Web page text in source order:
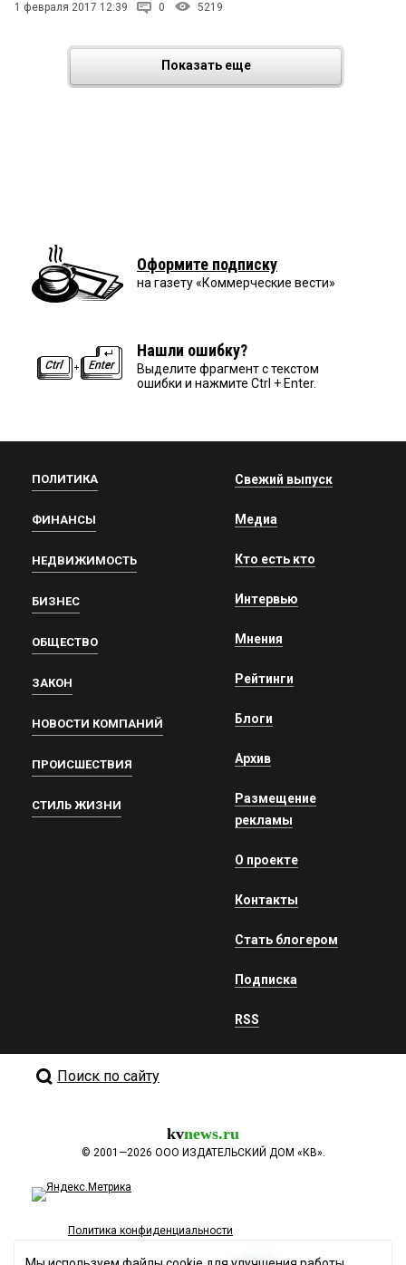
1 февраля 2017 12:39 0 5219
Показать еще
Оформите подписку
на газету «Коммерческие вести»
Нашли ошибку?
Выделите фрагмент с текстом
ошибки и нажмите Ctrl + Enter.
ПОЛИТИКА
ФИНАНСЫ
НЕДВИЖИМОСТЬ
БИЗНЕС
ОБЩЕСТВО
ЗАКОН
НОВОСТИ КОМПАНИЙ
ПРОИСШЕСТВИЯ
СТИЛЬ ЖИЗНИ
Свежий выпуск
Медиа
Кто есть кто
Интервью
Мнения
Рейтинги
Блоги
Архив
Размещение
рекламы
О проекте
Контакты
Стать блогером
Подписка
RSS
Поиск по сайту
kvnews.ru
© 2001—2026 ООО ИЗДАТЕЛЬСКИЙ ДОМ «КВ».
Политика конфиденциальности